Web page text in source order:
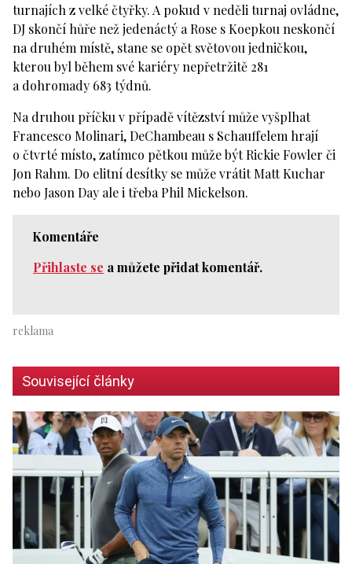
turnajích z velké čtyřky. A pokud v neděli turnaj ovládne,
DJ skončí hůře než jedenáctý a Rose s Koepkou neskončí
na druhém místě, stane se opět světovou jedničkou,
kterou byl během své kariéry nepřetržitě 281
a dohromady 683 týdnů.
Na druhou příčku v případě vítězství může vyšplhat
Francesco Molinari, DeChambeau s Schauffelem hrají
o čtvrté místo, zatímco pětkou může být Rickie Fowler či
Jon Rahm. Do elitní desítky se může vrátit Matt Kuchar
nebo Jason Day ale i třeba Phil Mickelson.
Komentáře
Přihlaste se a můžete přidat komentář.
Související články